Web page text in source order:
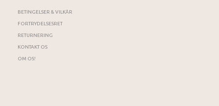
BETINGELSER & VILKÅR
FORTRYDELSESRET
RETURNERING
KONTAKT OS
OM OS!